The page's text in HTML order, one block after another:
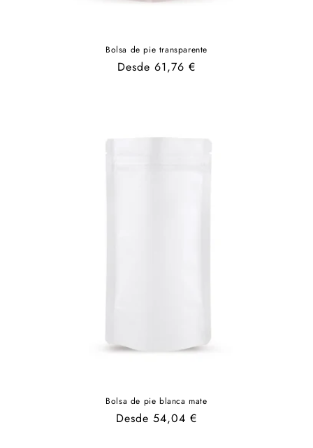
Bolsa de pie transparente
Precio
Desde 61,76 €
Bolsa de pie blanca mate
Precio
Desde 54,04 €